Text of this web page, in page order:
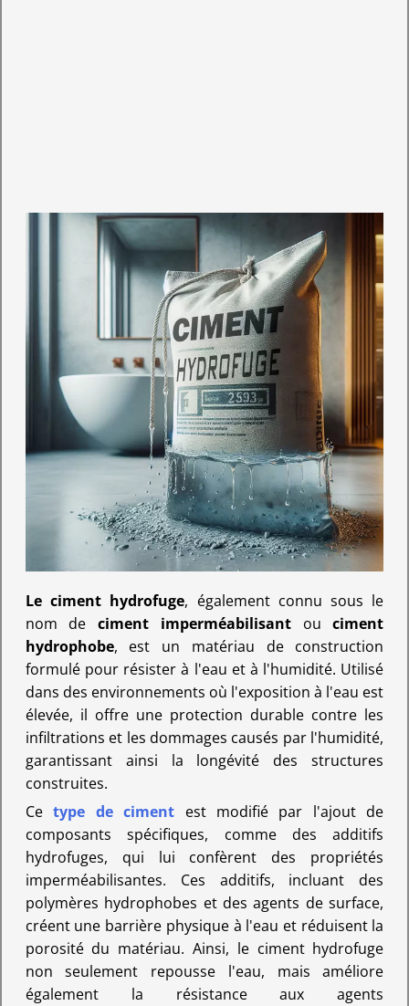
Le ciment hydrofuge, également connu sous le
nom deciment imperméabilisantouciment
hydrophobe, est un matériau de construction
formulé pour résister à l'eau et à l'humidité. Utilisé
dans des environnements où l'exposition à l'eau est
élevée, il offre une protection durable contre les
infiltrations et les dommages causés par l'humidité,
garantissant ainsi la longévité des structures
construites.
Cetype de ciment est modifié par l'ajout de
composants spécifiques, comme des additifs
hydrofuges, qui lui confèrent des propriétés
imperméabilisantes. Ces additifs, incluant des
polymères hydrophobes et des agents de surface,
créent une barrière physique à l'eau et réduisent la
porosité du matériau. Ainsi, le ciment hydrofuge
non seulement repousse l'eau, mais améliore
également la résistance aux agents